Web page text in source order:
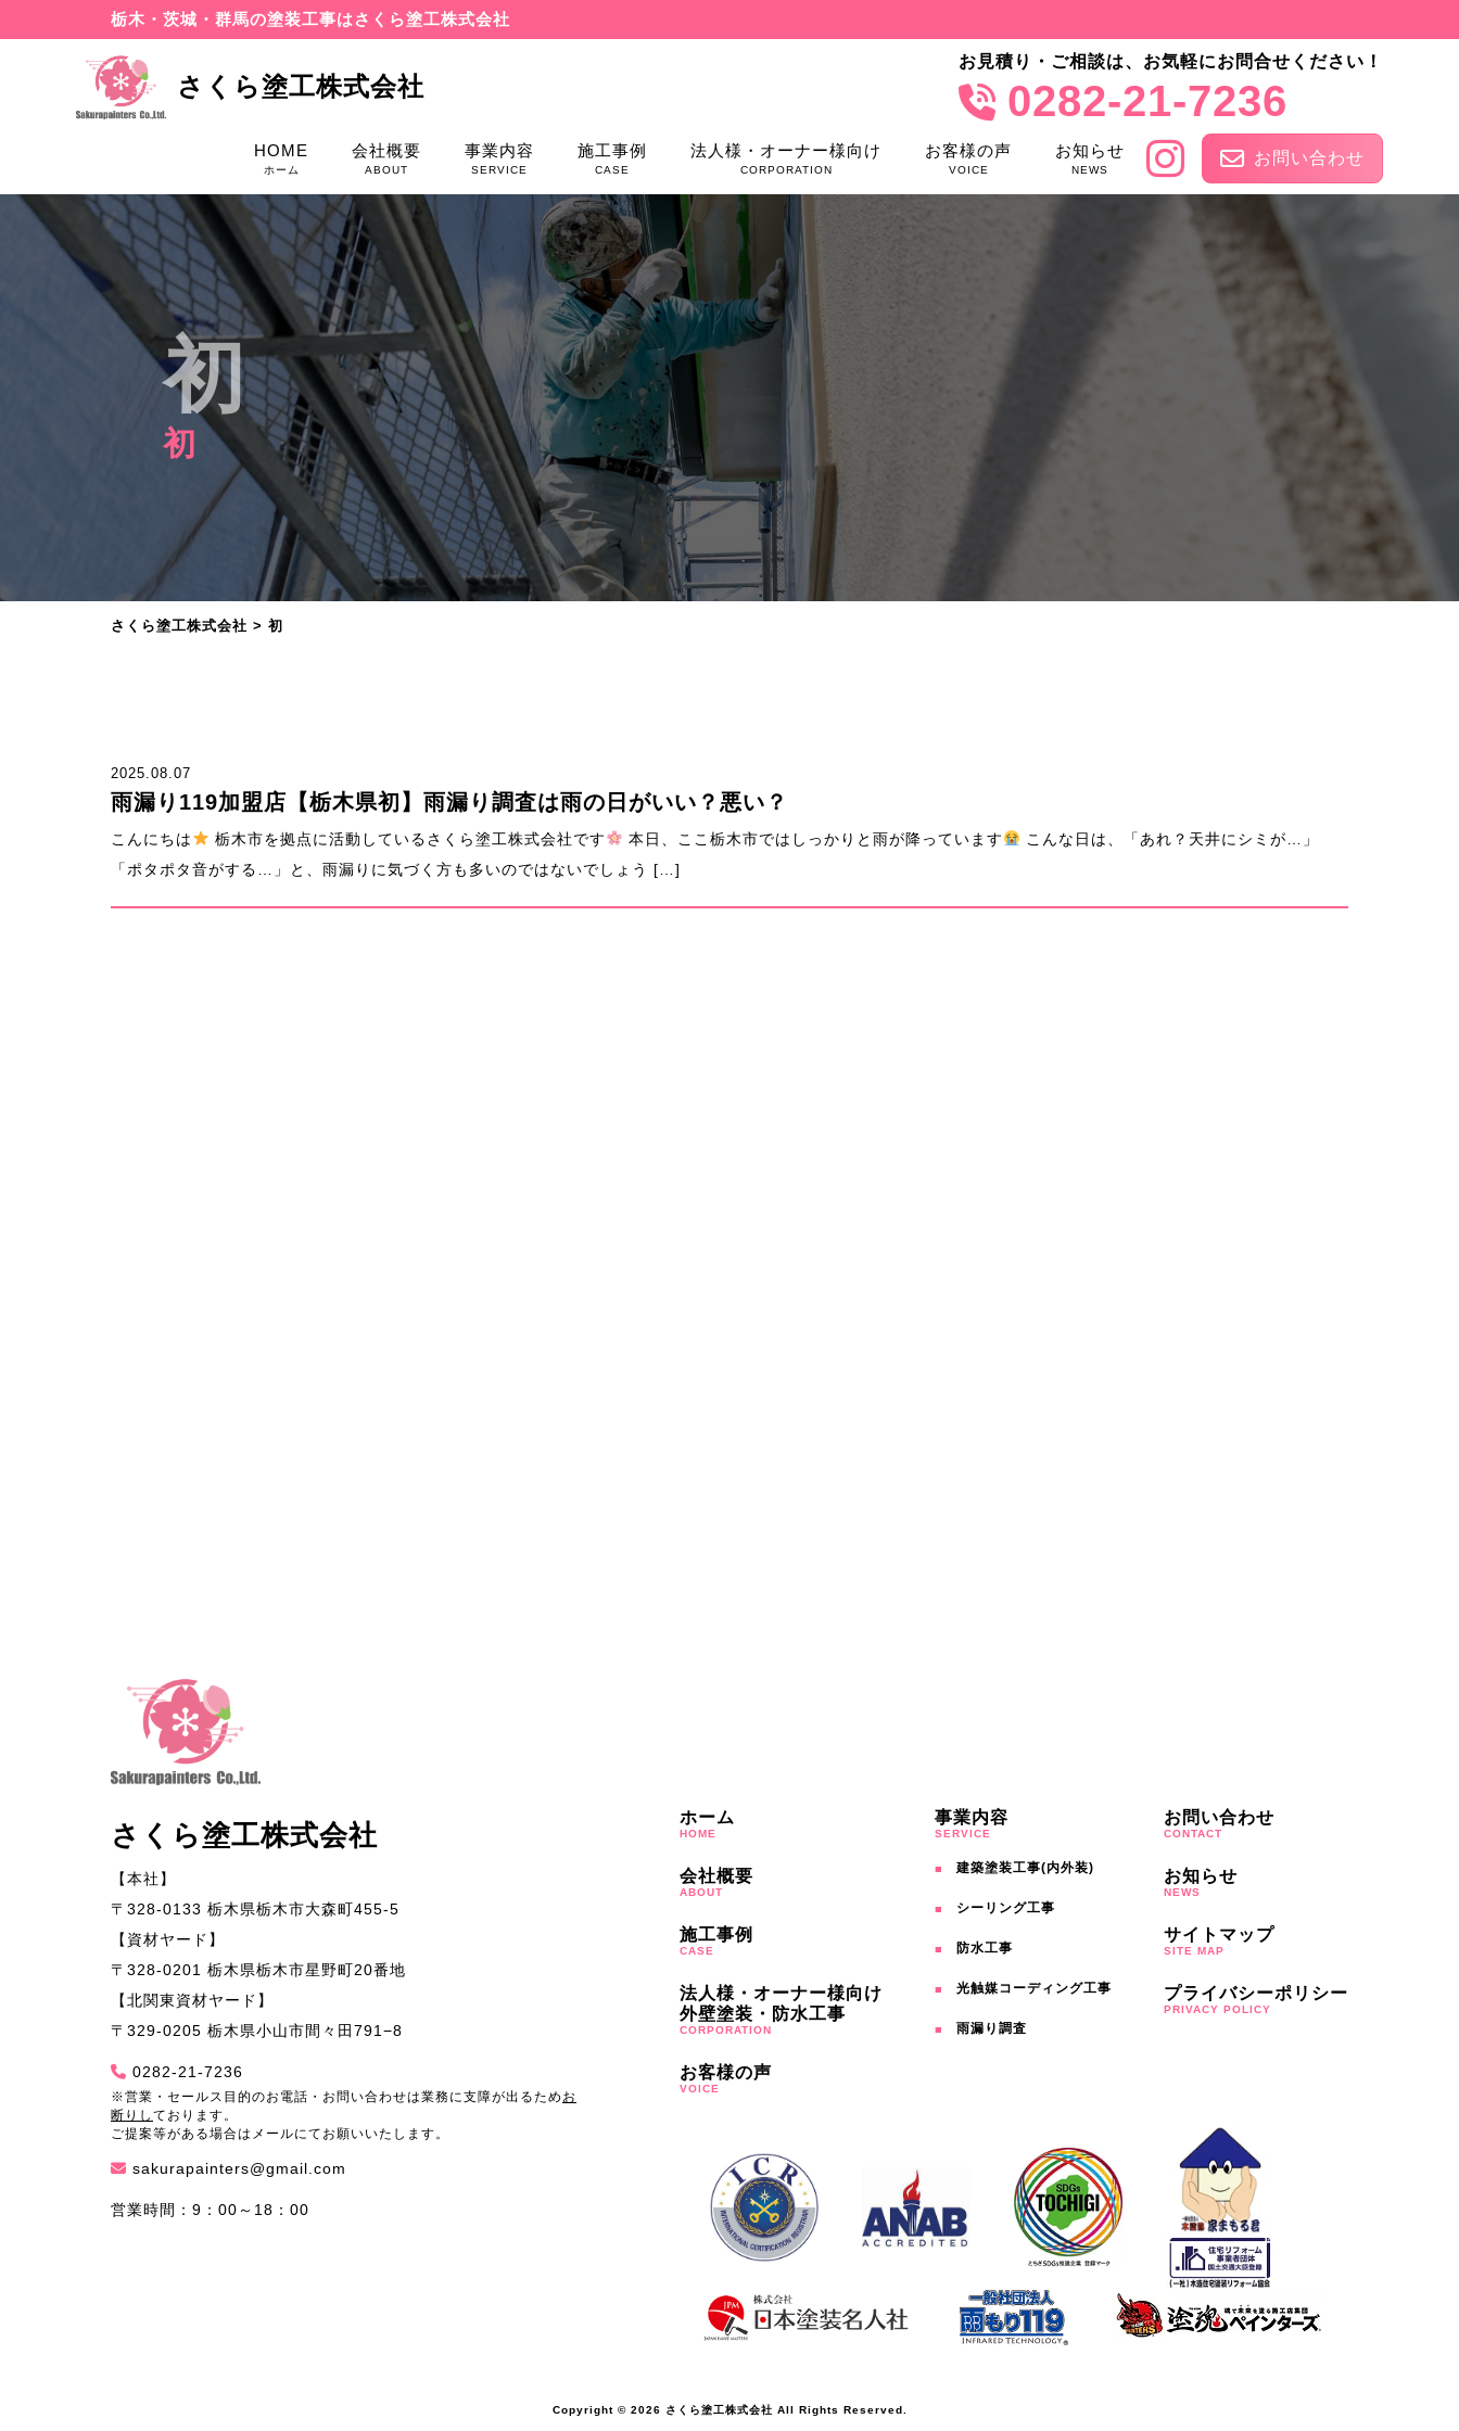
栃木・茨城・群馬の塗装工事はさくら塗工株式会社
さくら塗工株式会社
お見積り・ご相談は、お気軽にお問合せください！
0282-21-7236
HOME
ホーム
会社概要
ABOUT
事業内容
SERVICE
施工事例
CASE
法人様・オーナー様向け
CORPORATION
お客様の声
VOICE
お知らせ
NEWS
お問い合わせ
初
初
さくら塗工株式会社 > 初
2025.08.07
雨漏り119加盟店【栃木県初】雨漏り調査は雨の日がいい？悪い？
こんにちは 栃木市を拠点に活動しているさくら塗工株式会社です 本日、ここ栃木市ではしっかりと雨が降っています
こんな日は、「あれ？天井にシミが…」
「ポタポタ音がする…」と、雨漏りに気づく方も多いのではないでしょう […]
さくら塗工株式会社
【本社】
〒328-0133 栃木県栃木市大森町455-5
【資材ヤード】
〒328-0201 栃木県栃木市星野町20番地
【北関東資材ヤード】
〒329-0205 栃木県小山市間々田791−8
0282-21-7236
※営業・セールス目的のお電話・お問い合わせは業務に支障が出るため お
断りし ております。
ご提案等がある場合はメールにてお願いいたします。
sakurapainters@gmail.com
営業時間：9：00～18：00
ホーム
HOME
会社概要
ABOUT
施工事例
CASE
法人様・オーナー様向け
外壁塗装・防水工事
CORPORATION
お客様の声
VOICE
事業内容
SERVICE
建築塗装工事(内外装)
シーリング工事
防水工事
光触媒コーディング工事
雨漏り調査
お問い合わせ
CONTACT
お知らせ
NEWS
サイトマップ
SITE MAP
プライバシーポリシー
PRIVACY POLICY
Copyright © 2026 さくら塗工株式会社 All Rights Reserved.